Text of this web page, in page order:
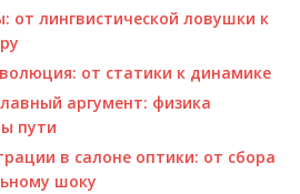
от лингвистической ловушки к
от статики к динамике
аргумент: физика
пути
в салоне оптики: от сбора
шоку